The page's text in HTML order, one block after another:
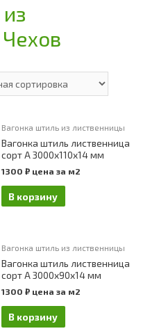
Вагонка штиль из лиственницы
Вагонка штиль лиственница
сорт А 3000х110х14 мм
1300 ₽ цена за м2
В корзину
Вагонка штиль из лиственницы
Вагонка штиль лиственница
сорт А 3000х90х14 мм
1300 ₽ цена за м2
В корзину